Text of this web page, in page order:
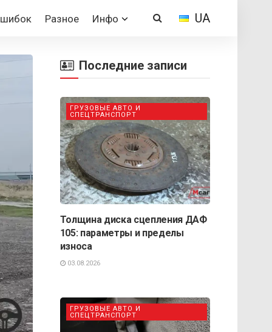
Разное Инфо UA
Последние записи
ГРУЗОВЫЕ АВТО И
СПЕЦТРАНСПОРТ
Толщина диска сцепления ДАФ
105: параметры и пределы
износа
03.08.2026
ГРУЗОВЫЕ АВТО И
СПЕЦТРАНСПОРТ